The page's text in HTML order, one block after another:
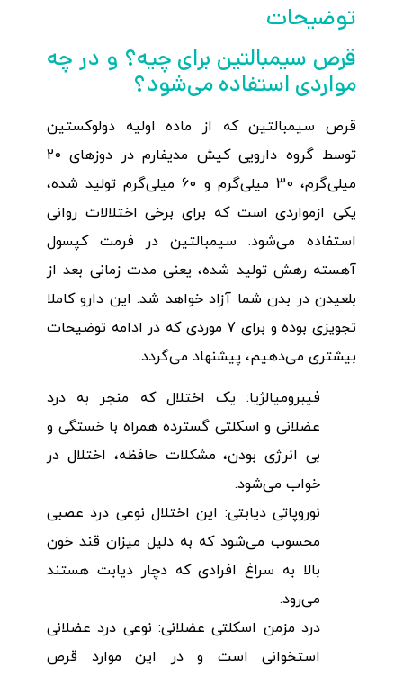
توضیحات
قرص سیمبالتین برای چیه؟ و در چه
مواردی استفاده می‌شود؟
قرص سیمبالتین که از ماده اولیه دولوکستین
توسط گروه دارویی کیش مدیفارم در دوزهای 20
میلی‌گرم، 30 میلی‌گرم و 60 میلی‌گرم تولید شده،
یکی ازمواردی است که برای برخی اختلالات روانی
استفاده می‌شود. سیمبالتین در فرمت کپسول
آهسته رهش تولید شده، یعنی مدت زمانی بعد از
بلعیدن در بدن شما آزاد خواهد شد. این دارو کاملا
تجویزی بوده و برای 7 موردی که در ادامه توضیحات
بیشتری می‌دهیم، پیشنهاد می‌گردد.
فیبرومیالژیا: یک اختلال که منجر به درد
عضلانی و اسکلتی گسترده همراه با خستگی و
بی انرژی بودن، مشکلات حافظه، اختلال در
خواب می‌شود.
نوروپاتی دیابتی: این اختلال نوعی درد عصبی
محسوب می‌شود که به دلیل میزان قند خون
بالا به سراغ افرادی که دچار دیابت هستند
می‌رود.
درد مزمن اسکلتی عضلانی: نوعی درد عضلانی
استخوانی است و در این موارد قرص